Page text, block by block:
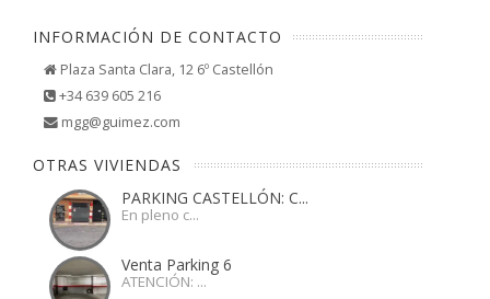
INFORMACIÓN DE CONTACTO
Plaza Santa Clara, 12 6º Castellón
+34 639 605 216
mgg@guimez.com
OTRAS VIVIENDAS
PARKING CASTELLÓN: C...
En pleno c...
Venta Parking 6
ATENCIÓN: ...